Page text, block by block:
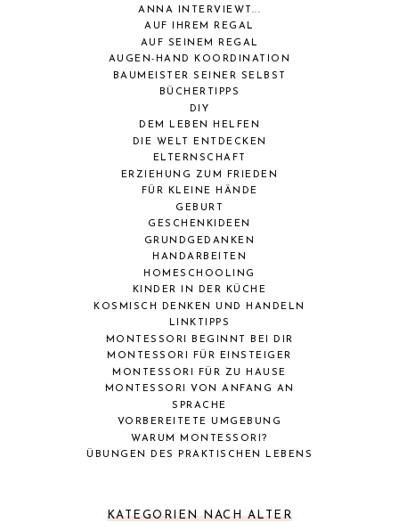
ANNA INTERVIEWT...
AUF IHREM REGAL
AUF SEINEM REGAL
AUGEN-HAND KOORDINATION
BAUMEISTER SEINER SELBST
BÜCHERTIPPS
DIY
DEM LEBEN HELFEN
DIE WELT ENTDECKEN
ELTERNSCHAFT
ERZIEHUNG ZUM FRIEDEN
FÜR KLEINE HÄNDE
GEBURT
GESCHENKIDEEN
GRUNDGEDANKEN
HANDARBEITEN
HOMESCHOOLING
KINDER IN DER KÜCHE
KOSMISCH DENKEN UND HANDELN
LINKTIPPS
MONTESSORI BEGINNT BEI DIR
MONTESSORI FÜR EINSTEIGER
MONTESSORI FÜR ZU HAUSE
MONTESSORI VON ANFANG AN
SPRACHE
VORBEREITETE UMGEBUNG
WARUM MONTESSORI?
ÜBUNGEN DES PRAKTISCHEN LEBENS
KATEGORIEN NACH ALTER